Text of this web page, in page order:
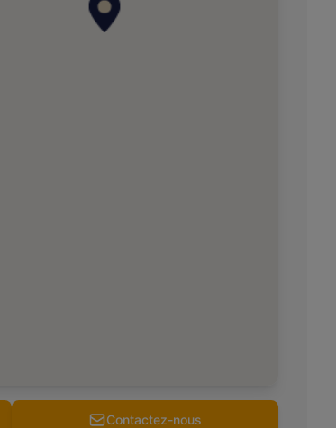
Contactez-nous